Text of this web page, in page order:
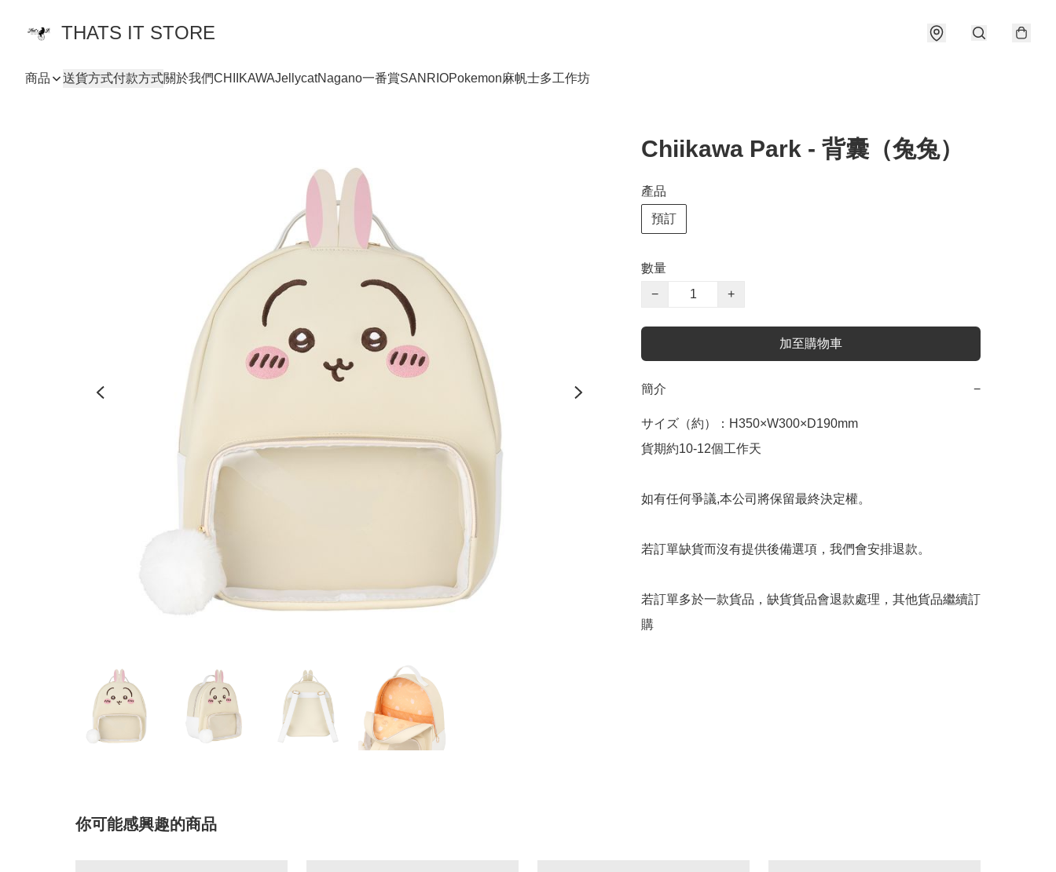
THATS IT STORE
商品 送貨方式付款方式關於我們CHIIKAWAJellycatNagano一番賞SANRIOPokemon麻帆士多工作坊
Chiikawa Park - 背囊（兔兔）
產品
預訂
數量
−
+
加至購物車
簡介 −
サイズ（約）：H350×W300×D190mm
貨期約10-12個工作天
如有任何爭議,本公司將保留最終決定權。
若訂單缺貨而沒有提供後備選項，我們會安排退款。
若訂單多於一款貨品，缺貨貨品會退款處理，其他貨品繼續訂
你可能感興趣的商品